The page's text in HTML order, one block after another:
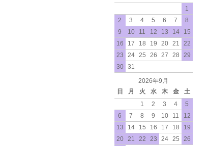
1
2
3 4 5 6 7
8
9
10 11 12 13 14
15
16
17 18 19 20 21
22
23
24 25 26 27 28
29
30
31
2026年9月
日
月 火 水 木 金
土
1
2 3 4
5
6
7 8 9 10 11
12
13
14 15 16 17 18
19
20
21 22 23 24 25
26